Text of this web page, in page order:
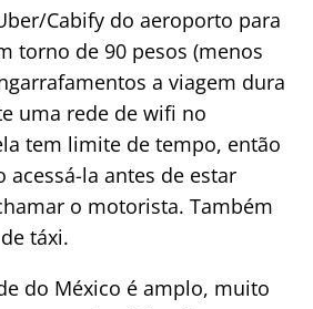
Cabify do aeroporto para
torno de 90 pesos (menos
a viagem dura
uma rede de wifi no
tem limite de tempo, então
acessá-la antes de estar
o motorista. Também
táxi.
do México é amplo, muito